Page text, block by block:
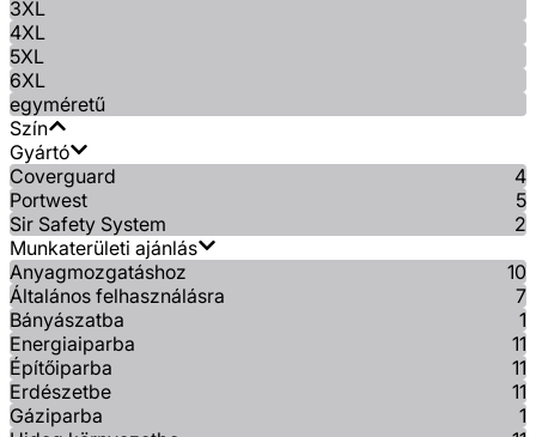
3XL
4XL
5XL
6XL
egyméretű
Szín
Gyártó
Coverguard
4
Portwest
5
Sir Safety System
2
Munkaterületi ajánlás
Anyagmozgatáshoz
10
Általános felhasználásra
7
Bányászatba
1
Energiaiparba
11
Építőiparba
11
Erdészetbe
11
Gáziparba
1